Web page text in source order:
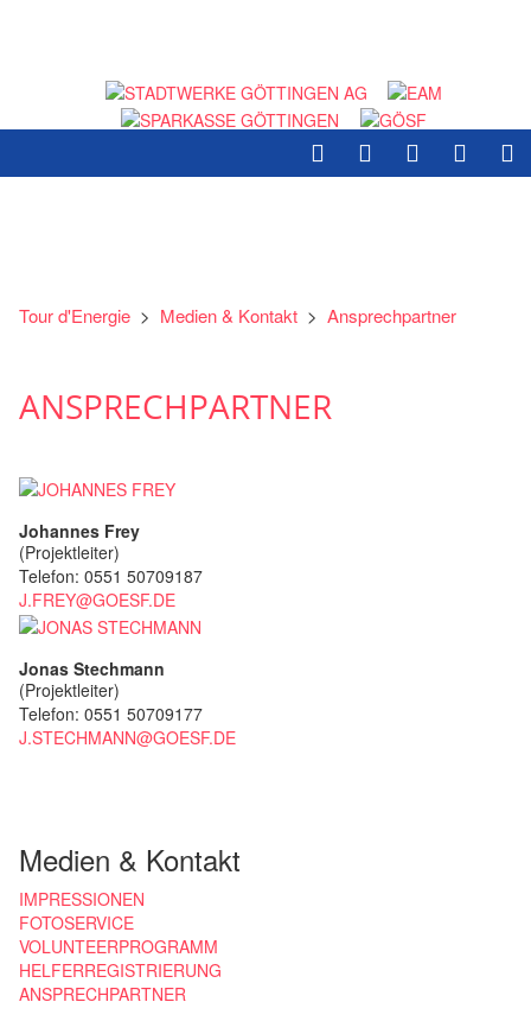
Tour d'Energie > Medien & Kontakt > Ansprechpartner
ANSPRECHPARTNER
Johannes Frey
(Projektleiter)
Telefon: 0551 50709187
J.FREY@GOESF.DE
Jonas Stechmann
(Projektleiter)
Telefon: 0551 50709177
J.STECHMANN@GOESF.DE
Medien & Kontakt
IMPRESSIONEN
FOTOSERVICE
VOLUNTEERPROGRAMM
HELFERREGISTRIERUNG
ANSPRECHPARTNER